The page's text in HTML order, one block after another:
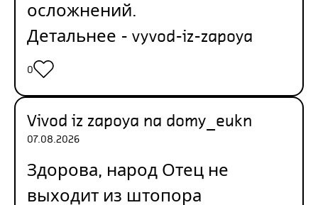
осложнений.
Детальнее - vyvod-iz-zapoya
0
Vivod iz zapoya na domy_eukn
07.08.2026
Здорова, народ Отец не
выходит из штопора